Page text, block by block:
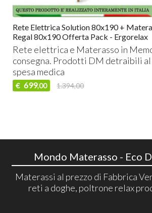
Rete Elettrica Solution 80x190 +
Regal 80x190 Offerta Pack - Ergorelax
Rete elettrica e Materasso in
consegna. Prodotti DM detraibili al
spesa medica
€ 699,00 1.394,00
Mondo Materasso - Eco
Materassi al prezzo di Fabbrica
reti a doghe, poltrone relax